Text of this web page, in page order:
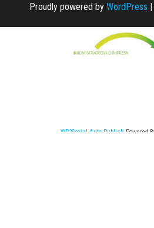
Proudly powered by WordPress |
WP2Social Auto Publish Powered